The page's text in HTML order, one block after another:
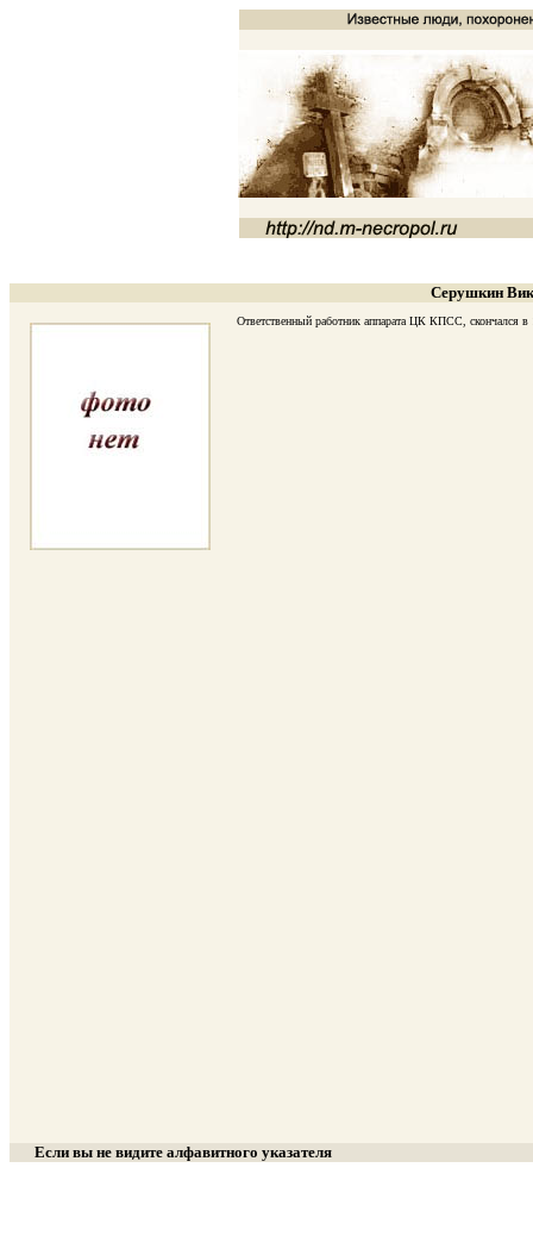
Серушкин
Ответственный работник аппарата ЦК КПСС, скончался
Если вы не видите алфавитного указателя